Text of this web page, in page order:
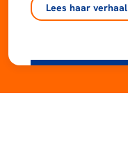
Lees haar verhaal